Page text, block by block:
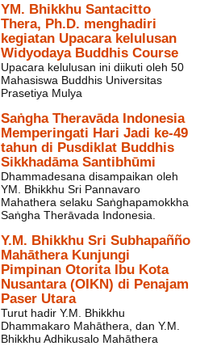
YM. Bhikkhu Santacitto
Thera, Ph.D. menghadiri
kegiatan Upacara kelulusan
Widyodaya Buddhis Course
Upacara kelulusan ini diikuti oleh 50
Mahasiswa Buddhis Universitas
Prasetiya Mulya
Saṅgha Theravāda Indonesia
Memperingati Hari Jadi ke-49
tahun di Pusdiklat Buddhis
Sikkhadāma Santibhūmi
Dhammadesana disampaikan oleh
YM. Bhikkhu Sri Pannavaro
Mahathera selaku Saṅghapamokkha
Saṅgha Therāvada Indonesia.
Y.M. Bhikkhu Sri Subhapañño
Mahāthera Kunjungi
Pimpinan Otorita Ibu Kota
Nusantara (OIKN) di Penajam
Paser Utara
Turut hadir Y.M. Bhikkhu
Dhammakaro Mahāthera, dan Y.M.
Bhikkhu Adhikusalo Mahāthera